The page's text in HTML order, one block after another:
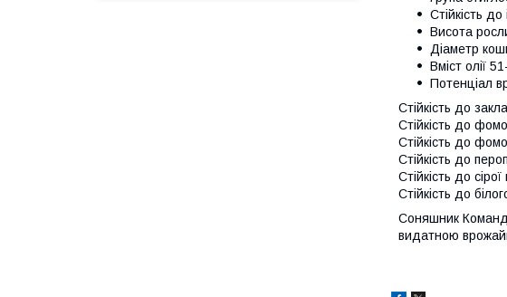
Стійкість до
Висота
Діаметр
Вміст олії
Потенціал
Стійкість до
Стійкість до
Стійкість до
Стійкість до
Стійкість до сірої
Стійкість до
Соняшник
видатною